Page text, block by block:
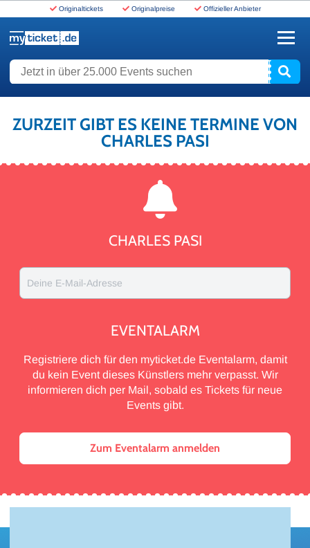
Originaltickets Originalpreise Offizieller Anbieter
Jetzt in über 25.000 Events suchen
ZURZEIT GIBT ES KEINE TERMINE VON
CHARLES PASI
CHARLES PASI
Deine E-Mail-Adresse
EVENTALARM
Registriere dich für den myticket.de Eventalarm, damit
du kein Event dieses Künstlers mehr verpasst. Wir
informieren dich per Mail, sobald es Tickets für neue
Events gibt.
Zum Eventalarm anmelden